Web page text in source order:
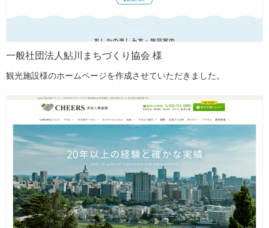
一般社団法人鮎川まちづくり協会 様
観光施設様のホームページを作成させていただきました。